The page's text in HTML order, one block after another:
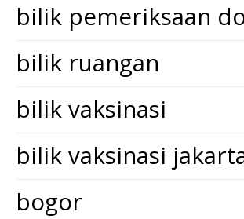
bilik pemeriksaan
bilik ruangan
bilik vaksinasi
bilik vaksinasi
bogor